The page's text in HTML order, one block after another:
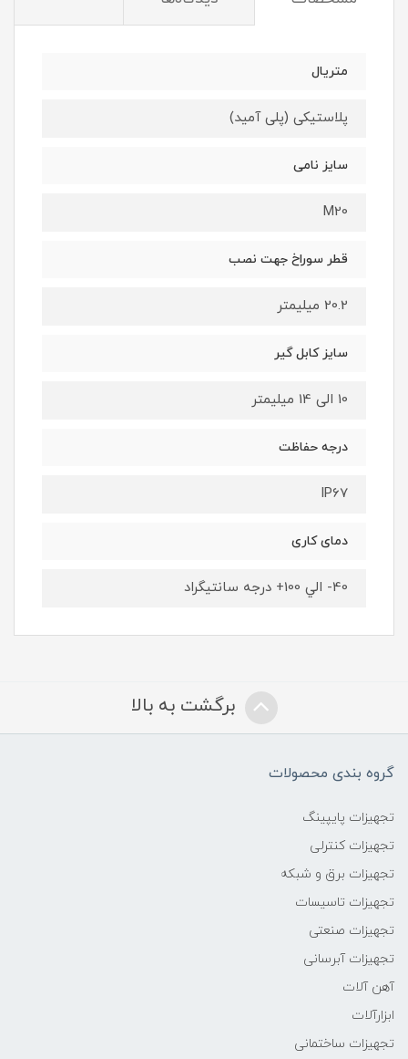
متریال
پلاستیکی (پلی آمید)
سایز نامی
M20
قطر سوراخ جهت نصب
20.2 میلیمتر
سایز کابل گیر
10 الی 14 میلیمتر
درجه حفاظت
IP67
دمای کاری
40- الي 100+ درجه سانتيگراد
برگشت به بالا
گروه بندی محصولات
تجهیزات پایپینگ
تجهیزات کنترلی
تجهیزات برق و شبکه
تجهیزات تاسیسات
تجهیزات صنعتی
تجهیزات آبرسانی
آهن آلات
ابزارآلات
تجهیزات ساختمانی